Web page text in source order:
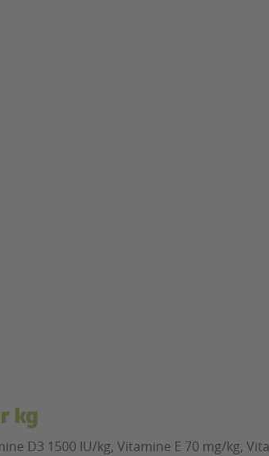
kg
D3 1500 IU/kg, Vitamine E 70 mg/kg,